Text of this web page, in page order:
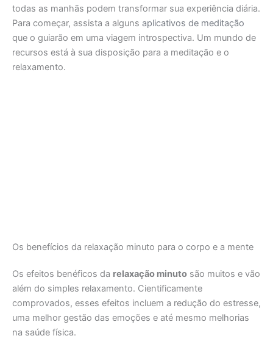
todas as manhãs podem transformar sua experiência diária.
Para começar, assista a alguns aplicativos de meditação
que o guiarão em uma viagem introspectiva. Um mundo de
recursos está à sua disposição para a meditação e o
relaxamento.
Os benefícios da relaxação minuto para o corpo e a mente
Os efeitos benéficos da relaxação minuto são muitos e vão
além do simples relaxamento. Cientificamente
comprovados, esses efeitos incluem a redução do estresse,
uma melhor gestão das emoções e até mesmo melhorias
na saúde física.